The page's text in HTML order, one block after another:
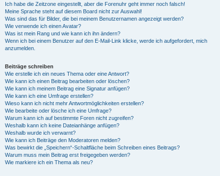
Ich habe die Zeitzone eingestellt, aber die Forenuhr geht immer noch falsch!
Meine Sprache steht auf diesem Board nicht zur Auswahl!
Was sind das für Bilder, die bei meinem Benutzernamen angezeigt werden?
Wie verwende ich einen Avatar?
Was ist mein Rang und wie kann ich ihn ändern?
Wenn ich bei einem Benutzer auf den E-Mail-Link klicke, werde ich aufgefordert, mich
anzumelden.
Beiträge schreiben
Wie erstelle ich ein neues Thema oder eine Antwort?
Wie kann ich einen Beitrag bearbeiten oder löschen?
Wie kann ich meinem Beitrag eine Signatur anfügen?
Wie kann ich eine Umfrage erstellen?
Wieso kann ich nicht mehr Antwortmöglichkeiten erstellen?
Wie bearbeite oder lösche ich eine Umfrage?
Warum kann ich auf bestimmte Foren nicht zugreifen?
Weshalb kann ich keine Dateianhänge anfügen?
Weshalb wurde ich verwarnt?
Wie kann ich Beiträge den Moderatoren melden?
Was bewirkt die „Speichern“-Schaltfläche beim Schreiben eines Beitrags?
Warum muss mein Beitrag erst freigegeben werden?
Wie markiere ich ein Thema als neu?